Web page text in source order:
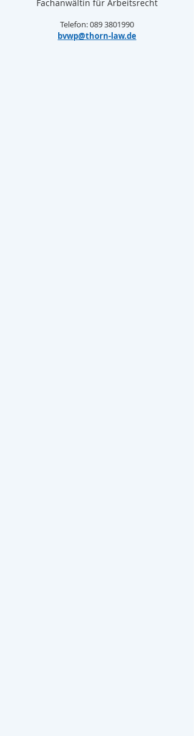
Fachanwältin für Arbeitsrecht
Telefon: 089 3801990
bvwp@thorn-law.de